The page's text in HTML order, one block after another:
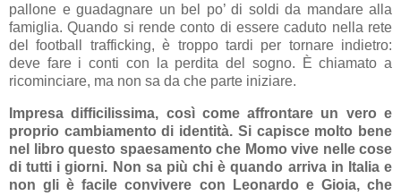
pallone e guadagnare un bel po’ di soldi da mandare alla
famiglia. Quando si rende conto di essere caduto nella rete
del football trafficking, è troppo tardi per tornare indietro:
deve fare i conti con la perdita del sogno. È chiamato a
ricominciare, ma non sa da che parte iniziare.
Impresa difficilissima, così come affrontare un vero e
proprio cambiamento di identità. Si capisce molto bene
nel libro questo spaesamento che Momo vive nelle cose
di tutti i giorni. Non sa più chi è quando arriva in Italia e
non gli è facile convivere con Leonardo e Gioia, che